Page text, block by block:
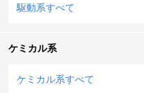
駆動系すべて
ケミカル系
ケミカル系すべて